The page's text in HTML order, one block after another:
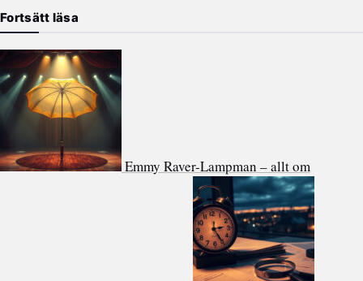
Fortsätt läsa
Emmy Raver-Lampman – allt om